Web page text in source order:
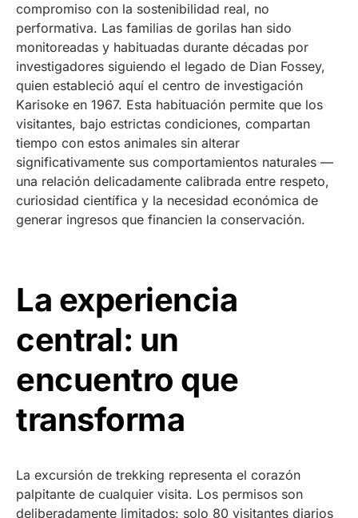
compromiso con la sostenibilidad real, no
performativa. Las familias de gorilas han sido
monitoreadas y habituadas durante décadas por
investigadores siguiendo el legado de Dian Fossey,
quien estableció aquí el centro de investigación
Karisoke en 1967. Esta habituación permite que los
visitantes, bajo estrictas condiciones, compartan
tiempo con estos animales sin alterar
significativamente sus comportamientos naturales —
una relación delicadamente calibrada entre respeto,
curiosidad científica y la necesidad económica de
generar ingresos que financien la conservación.
La experiencia
central: un
encuentro que
transforma
La excursión de trekking representa el corazón
palpitante de cualquier visita. Los permisos son
deliberadamente limitados: solo 80 visitantes diarios